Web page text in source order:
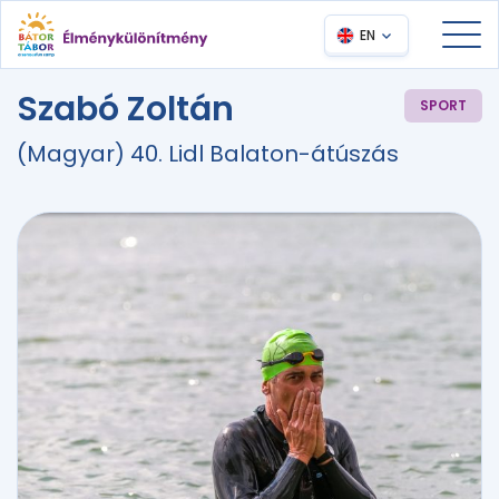
EN
Szabó Zoltán SPORT
(Magyar) 40. Lidl Balaton-átúszás